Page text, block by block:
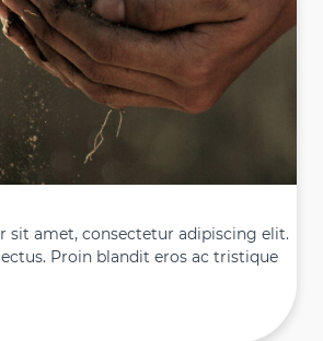
sit amet, consectetur adipiscing elit.
Proin blandit eros ac tristique